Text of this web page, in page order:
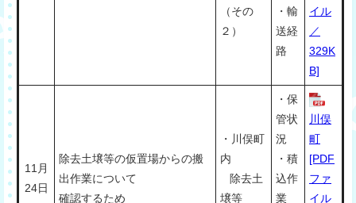
（その
２）
・輸
送経
路
イル
／
329K
B]
11月
24日
除去土壌等の仮置場からの搬
出作業について
確認するため
・川俣町
内
除去土
壌等
・保
管状
況
・積
込作
業
川俣
町
[PDF
ファ
イル